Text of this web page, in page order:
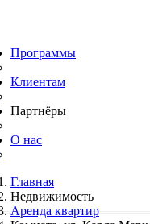
Программы
Клиентам
Партнёры
О нас
Главная
Недвижимость
Аренда квартир